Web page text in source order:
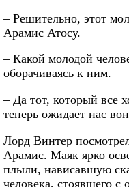
– Решительно, этот
Арамис Атосу.
– Какой молодой
оборачиваясь к ним.
– Да тот, который все
теперь ожидает нас
Лорд Винтер
Арамис. Маяк ярко
плыли, нависавшую
человека, стоявшего с